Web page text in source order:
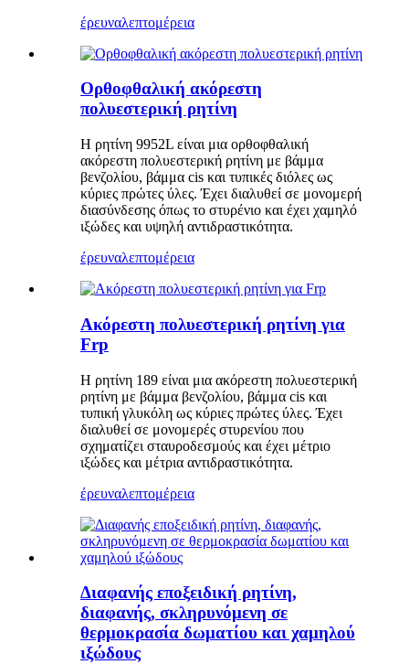
έρευναλεπτομέρεια
Ορθοφθαλική ακόρεστη
πολυεστερική ρητίνη
Η ρητίνη 9952L είναι μια ορθοφθαλική
ακόρεστη πολυεστερική ρητίνη με βάμμα
βενζολίου, βάμμα cis και τυπικές διόλες ως
κύριες πρώτες ύλες. Έχει διαλυθεί σε μονομερή
διασύνδεσης όπως το στυρένιο και έχει χαμηλό
ιξώδες και υψηλή αντιδραστικότητα.
έρευναλεπτομέρεια
Ακόρεστη πολυεστερική ρητίνη για
Frp
Η ρητίνη 189 είναι μια ακόρεστη πολυεστερική
ρητίνη με βάμμα βενζολίου, βάμμα cis και
τυπική γλυκόλη ως κύριες πρώτες ύλες. Έχει
διαλυθεί σε μονομερές στυρενίου που
σχηματίζει σταυροδεσμούς και έχει μέτριο
ιξώδες και μέτρια αντιδραστικότητα.
έρευναλεπτομέρεια
Διαφανής εποξειδική ρητίνη,
διαφανής, σκληρυνόμενη σε
θερμοκρασία δωματίου και χαμηλού
ιξώδους